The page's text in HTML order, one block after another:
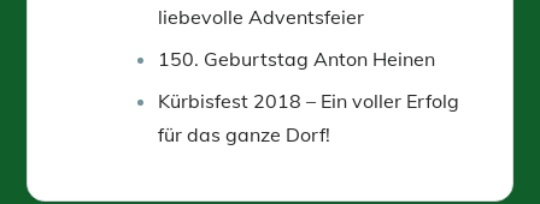
liebevolle Adventsfeier
150. Geburtstag Anton Heinen
Kürbisfest 2018 – Ein voller Erfolg
für das ganze Dorf!